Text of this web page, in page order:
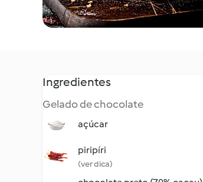
Ingredientes
Gelado de chocolate
açúcar
piripíri
(ver dica)